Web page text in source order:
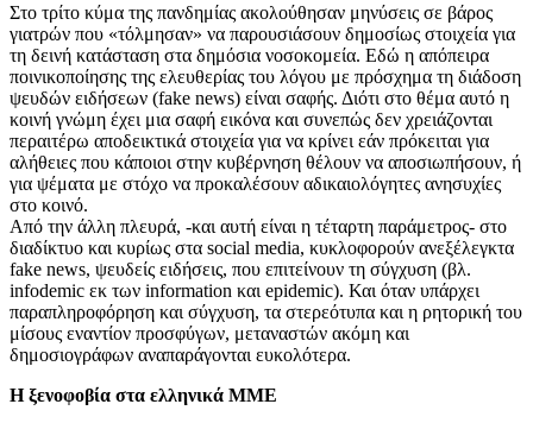
Στο τρίτο κύμα της πανδημίας ακολούθησαν μηνύσεις σε βάρος
γιατρών που «τόλμησαν» να παρουσιάσουν δημοσίως στοιχεία για
τη δεινή κατάσταση στα δημόσια νοσοκομεία. Εδώ η απόπειρα
ποινικοποίησης της ελευθερίας του λόγου με πρόσχημα τη διάδοση
ψευδών ειδήσεων (fake news) είναι σαφής. Διότι στο θέμα αυτό η
κοινή γνώμη έχει μια σαφή εικόνα και συνεπώς δεν χρειάζονται
περαιτέρω αποδεικτικά στοιχεία για να κρίνει εάν πρόκειται για
αλήθειες που κάποιοι στην κυβέρνηση θέλουν να αποσιωπήσουν, ή
για ψέματα με στόχο να προκαλέσουν αδικαιολόγητες ανησυχίες
στο κοινό.
Από την άλλη πλευρά, -και αυτή είναι η τέταρτη παράμετρος- στο
διαδίκτυο και κυρίως στα social media, κυκλοφορούν ανεξέλεγκτα
fake news, ψευδείς ειδήσεις, που επιτείνουν τη σύγχυση (βλ.
infodemic εκ των information και epidemic). Και όταν υπάρχει
παραπληροφόρηση και σύγχυση, τα στερεότυπα και η ρητορική του
μίσους εναντίον προσφύγων, μεταναστών ακόμη και
δημοσιογράφων αναπαράγονται ευκολότερα.
Η ξενοφοβία στα ελληνικά ΜΜΕ